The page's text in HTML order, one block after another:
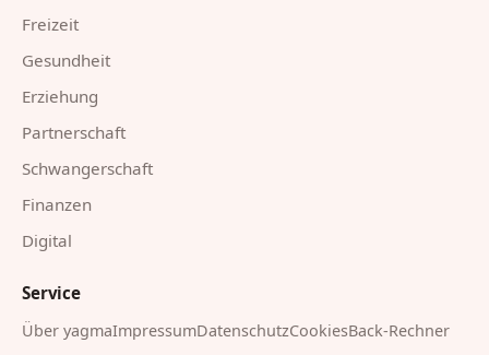
Freizeit
Gesundheit
Erziehung
Partnerschaft
Schwangerschaft
Finanzen
Digital
Service
Über yagmaImpressumDatenschutzCookiesBack-Rechner